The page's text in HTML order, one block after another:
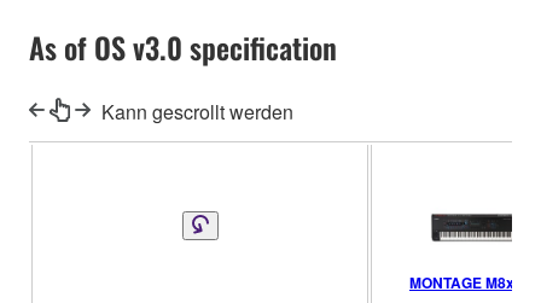
As of OS v3.0 specification
Kann gescrollt werden
MONTAGE M8x